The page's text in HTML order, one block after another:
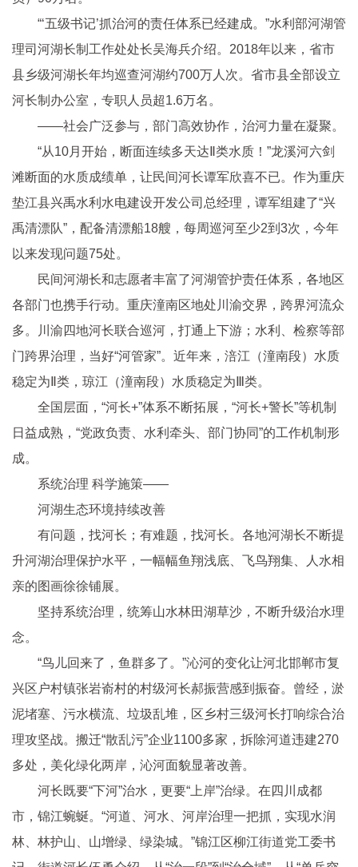
“‘五级书记’抓治河的责任体系已经建成。”水利部河湖管
理司河湖长制工作处处长吴海兵介绍。2018年以来，省市
县乡级河湖长年均巡查河湖约700万人次。省市县全部设立
河长制办公室，专职人员超1.6万名。
——社会广泛参与，部门高效协作，治河力量在凝聚。
“从10月开始，断面连续多天达Ⅱ类水质！”龙溪河六剑
滩断面的水质成绩单，让民间河长谭军欣喜不已。作为重庆
垫江县兴禹水利水电建设开发公司总经理，谭军组建了“兴
禹清漂队”，配备清漂船18艘，每周巡河至少2到3次，今年
以来发现问题75处。
民间河湖长和志愿者丰富了河湖管护责任体系，各地区
各部门也携手行动。重庆潼南区地处川渝交界，跨界河流众
多。川渝四地河长联合巡河，打通上下游；水利、检察等部
门跨界治理，当好“河管家”。近年来，涪江（潼南段）水质
稳定为Ⅱ类，琼江（潼南段）水质稳定为Ⅲ类。
全国层面，“河长+”体系不断拓展，“河长+警长”等机制
日益成熟，“党政负责、水利牵头、部门协同”的工作机制形
成。
系统治理 科学施策——
河湖生态环境持续改善
有问题，找河长；有难题，找河长。各地河湖长不断提
升河湖治理保护水平，一幅幅鱼翔浅底、飞鸟翔集、人水相
亲的图画徐徐铺展。
坚持系统治理，统筹山水林田湖草沙，不断升级治水理
念。
“鸟儿回来了，鱼群多了。”沁河的变化让河北邯郸市复
兴区户村镇张岩嵛村的村级河长郝振营感到振奋。曾经，淤
泥堵塞、污水横流、垃圾乱堆，区乡村三级河长打响综合治
理攻坚战。搬迁“散乱污”企业1100多家，拆除河道违建270
多处，美化绿化两岸，沁河面貌显著改善。
河长既要“下河”治水，更要“上岸”治绿。在四川成都
市，锦江蜿蜒。“河道、河水、河岸治理一把抓，实现水润
林、林护山、山增绿、绿染城。”锦江区柳江街道党工委书